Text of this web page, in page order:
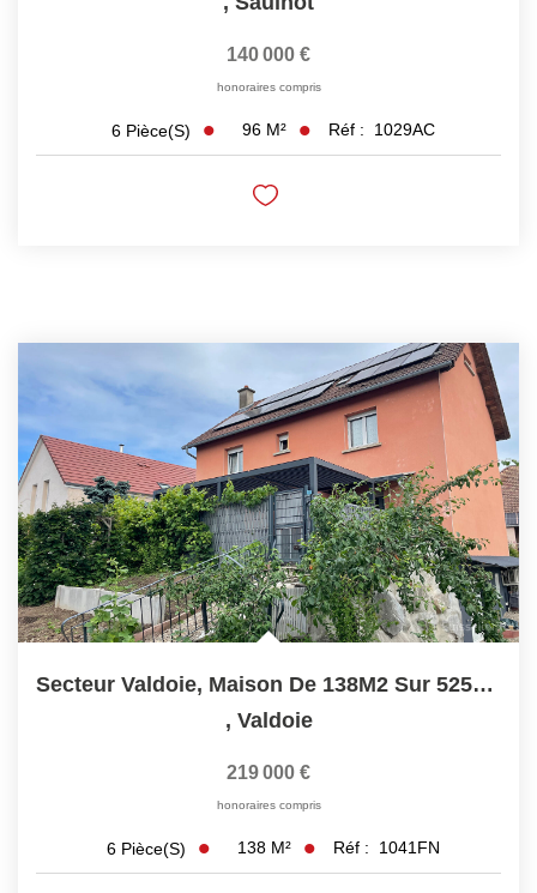
140 000 €
honoraires compris
6 Pièce(s) 96 M² Réf : 1029AC
Secteur Valdoie, Maison De 138M2 Sur 525M2 De Terrain Clos...
, Valdoie
219 000 €
honoraires compris
6 Pièce(s) 138 M² Réf : 1041FN